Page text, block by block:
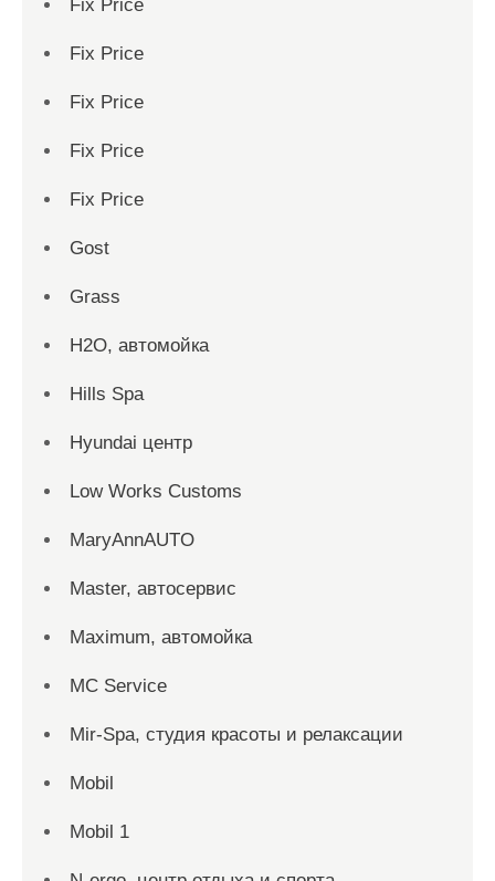
Fix Price
Fix Price
Fix Price
Fix Price
Fix Price
Gost
Grass
H2O, автомойка
Hills Spa
Hyundai центр
Low Works Customs
MaryAnnAUTO
Master, автосервис
Maximum, автомойка
MC Service
Mir-Spa, студия красоты и релаксации
Mobil
Mobil 1